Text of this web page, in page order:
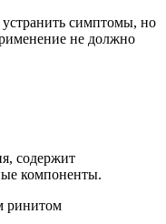
симптомы, но
не должно
содержит
компоненты.
ринитом